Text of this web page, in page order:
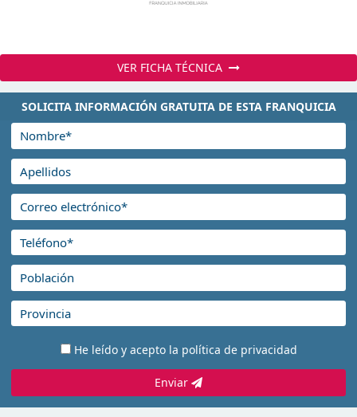
VER FICHA TÉCNICA
SOLICITA INFORMACIÓN GRATUITA DE ESTA FRANQUICIA
He leído y acepto la política de privacidad
Enviar